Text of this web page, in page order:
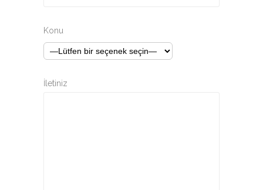
Konu
İletiniz